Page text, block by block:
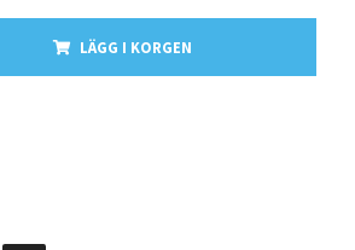
LÄGG I KORGEN